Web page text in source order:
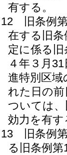
有する。
12
旧条例
在する旧条
定に係る
４年３月31
進特別区
れた日の前
ついては
効力を有す
13
旧条例
る旧条例